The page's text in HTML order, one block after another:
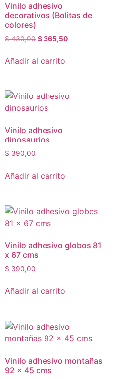
Vinilo adhesivo
decorativos (Bolitas de
colores)
$430,00 $365,50
Añadir al carrito
Vinilo adhesivo
dinosaurios
$ 390,00
Añadir al carrito
Vinilo adhesivo globos 81
x 67 cms
$ 390,00
Añadir al carrito
Vinilo adhesivo montañas
92 x 45 cms